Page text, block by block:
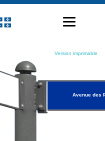
Version imprimable
Avenue des